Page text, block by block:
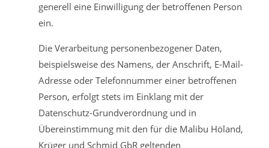
generell eine Einwilligung der betroffenen Person
ein.
Die Verarbeitung personenbezogener Daten,
beispielsweise des Namens, der Anschrift, E-Mail-
Adresse oder Telefonnummer einer betroffenen
Person, erfolgt stets im Einklang mit der
Datenschutz-Grundverordnung und in
Übereinstimmung mit den für die Malibu Höland,
Krüger und Schmid GbR geltenden